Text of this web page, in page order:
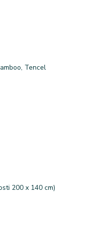
Tencel
200 x 140 cm)